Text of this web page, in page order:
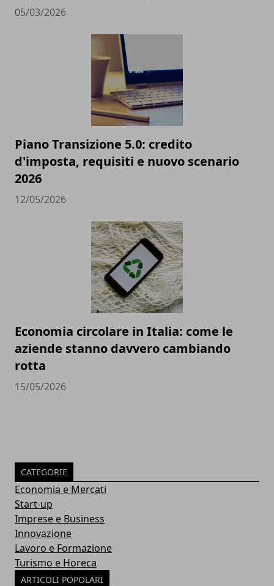
05/03/2026
Piano Transizione 5.0: credito
d'imposta, requisiti e nuovo scenario
2026
12/05/2026
Economia circolare in Italia: come le
aziende stanno davvero cambiando
rotta
15/05/2026
CATEGORIE
Economia e Mercati
Start-up
Imprese e Business
Innovazione
Lavoro e Formazione
Turismo e Horeca
ARTICOLI POPOLARI